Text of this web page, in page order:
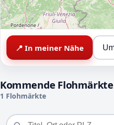
📍 In meiner Nähe
Kommende
1 Flohmärkte